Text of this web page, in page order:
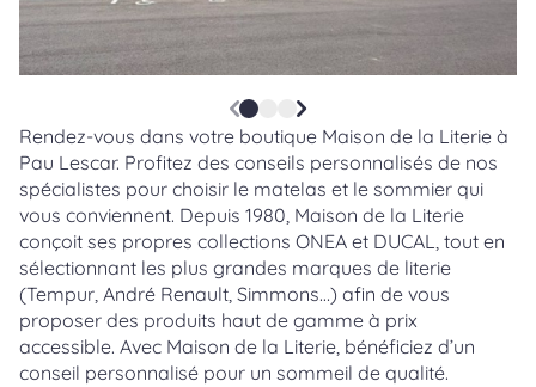
Rendez-vous dans votre boutique Maison de la Literie à
Pau Lescar. Profitez des conseils personnalisés de nos
spécialistes pour choisir le matelas et le sommier qui
vous conviennent. Depuis 1980, Maison de la Literie
conçoit ses propres collections ONEA et DUCAL, tout en
sélectionnant les plus grandes marques de literie
(Tempur, André Renault, Simmons…) afin de vous
proposer des produits haut de gamme à prix
accessible. Avec Maison de la Literie, bénéficiez d’un
conseil personnalisé pour un sommeil de qualité.